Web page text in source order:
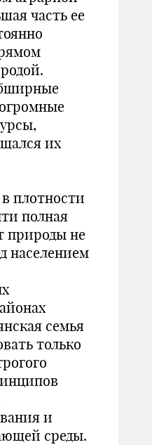
часть ее
их
плотности
полная
природы не
населением
семья
только
и
среды.